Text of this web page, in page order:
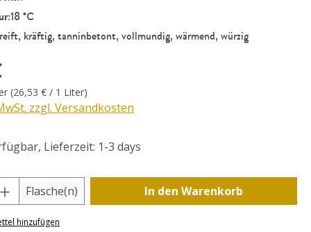
18 °C
kräftig, tanninbetont, vollmundig, wärmend, würzig
(26,53 € / 1 Liter)
zzgl. Versandkosten
Lieferzeit: 1-3 days
Anzahl: Gib den gewünschten Wert
Flasche(n) In den Warenkorb
hinzufügen